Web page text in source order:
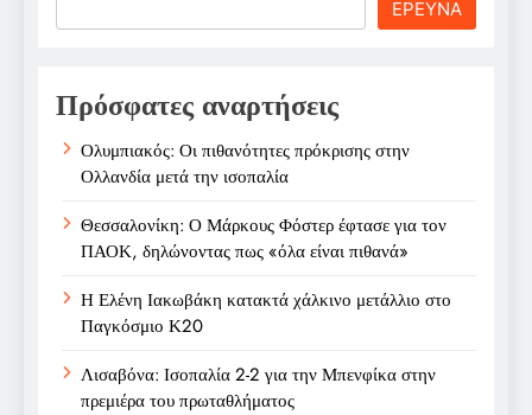
ΕΡΕΥΝΑ
Πρόσφατες αναρτήσεις
Ολυμπιακός: Οι πιθανότητες πρόκρισης στην
Ολλανδία μετά την ισοπαλία
Θεσσαλονίκη: Ο Μάρκους Φόστερ έφτασε για τον
ΠΑΟΚ, δηλώνοντας πως «όλα είναι πιθανά»
Η Ελένη Ιακωβάκη κατακτά χάλκινο μετάλλιο στο
Παγκόσμιο Κ20
Λισαβόνα: Ισοπαλία 2-2 για την Μπενφίκα στην
πρεμιέρα του πρωταθλήματος